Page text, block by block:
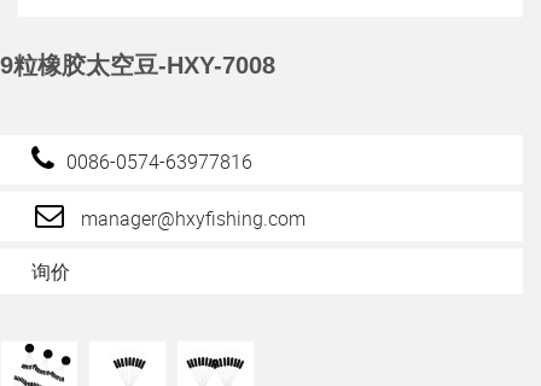
9粒橡胶太空豆-HXY-7008
0086-0574-63977816
manager@hxyfishing.com
询价